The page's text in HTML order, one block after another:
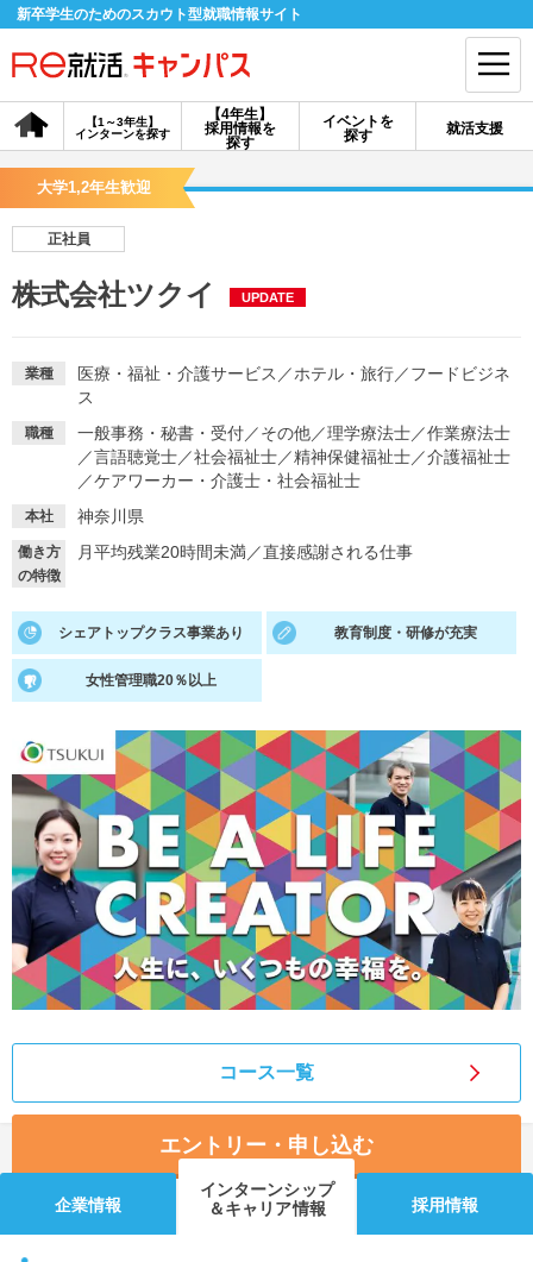
新卒学生のためのスカウト型就職情報サイト
【4年生】
採用情報を
探す
【1～3年生】
インターンを探す
イベントを
探す
就活支援
会員登録 ログイン
探す
イベントを探す スカウト お知らせ
就活ノウハウ・サポート
就活ノウハウが満載！ お役立ち記事・相談室など
適職診断
就活ニュースペーパー
就活時事ニュースを更新
よくある質問
不明点があればこちら
大学1,2年生歓迎
正社員
株式会社ツクイ UPDATE
業種 医療・福祉・介護サービス ／ホテル・旅行／フードビジネ
ス
職種 一般事務・秘書・受付／その他／理学療法士／作業療法士
／言語聴覚士／社会福祉士／精神保健福祉士／介護福祉士
／ケアワーカー・介護士・社会福祉士
本社 神奈川県
働き方
の特徴
月平均残業20時間未満／直接感謝される仕事
シェアトップクラス事業あり 教育制度・研修が充実
女性管理職20％以上
コース一覧
エントリー・申し込む
企業情報
インターンシップ
＆キャリア情報
採用情報